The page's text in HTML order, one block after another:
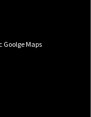
Goolge Maps